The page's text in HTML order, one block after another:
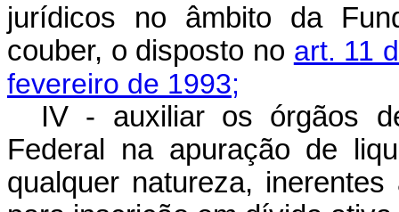
jurídicos no âmbito da
couber, o disposto no art. 11
fevereiro de 1993;
IV - auxiliar os órgãos
Federal na apuração de
qualquer natureza,